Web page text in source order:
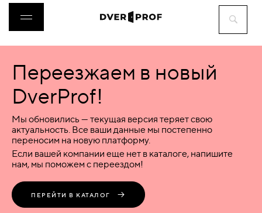
ДВЕРИ
ФУРНИТУРА
ВОРОТА
ПЕРЕГОРОДКИ
Переезжаем в новый
DverProf!
Мы обновились — текущая версия теряет свою
актуальность. Все ваши данные мы постепенно
переносим на новую платформу.
Если вашей компании еще нет в каталоге, напишите
нам, мы поможем с переездом!
ПЕРЕЙТИ В КАТАЛОГ